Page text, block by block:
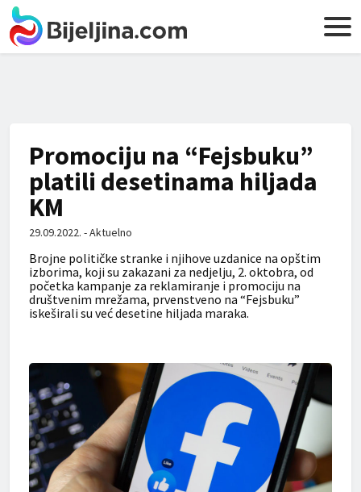
Promociju na “Fejsbuku”
platili desetinama hiljada
KM
29.09.2022. - Aktuelno
Brojne političke stranke i njihove uzdanice na opštim
izborima, koji su zakazani za nedjelju, 2. oktobra, od
početka kampanje za reklamiranje i promociju na
društvenim mrežama, prvenstveno na “Fejsbuku”
iskeširali su već desetine hiljada maraka.